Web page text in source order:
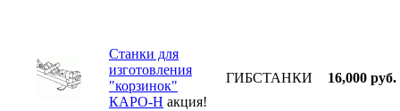
Станки для
изготовления
"корзинок"
КАРО-Н акция!
ГИБСТАНКИ 16,000 руб.